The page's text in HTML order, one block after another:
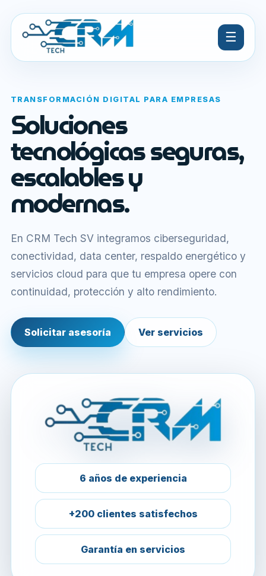
☰
TRANSFORMACIÓN DIGITAL PARA EMPRESAS
Soluciones
tecnológicas seguras,
escalables y
modernas.
En CRM Tech SV integramos ciberseguridad,
conectividad, data center, respaldo energético y
servicios cloud para que tu empresa opere con
continuidad, protección y alto rendimiento.
Solicitar asesoría Ver servicios
6 años de experiencia
+200 clientes satisfechos
Garantía en servicios